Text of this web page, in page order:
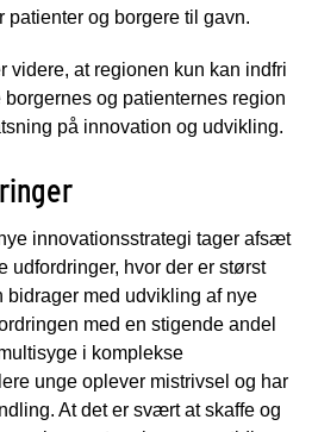
patienter og borgere til gavn.
videre, at regionen kun kan indfri
og patienternes region
på innovation og udvikling.
innovationsstrategi tager afsæt
udfordringer, hvor der er størst
bidrager med udvikling af nye
med en stigende andel
i komplekse
unge oplever mistrivsel og har
At det er svært at skaffe og